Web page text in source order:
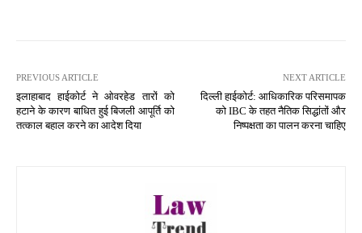
PREVIOUS ARTICLE
इलाहाबाद हाईकोर्ट ने ओवरहेड तारों को
हटाने के कारण बाधित हुई बिजली आपूर्ति को
तत्काल बहाल करने का आदेश दिया
NEXT ARTICLE
दिल्ली हाईकोर्ट: आधिकारिक परिसमापक
को IBC के तहत नैतिक सिद्धांतों और
निष्पक्षता का पालन करना चाहिए